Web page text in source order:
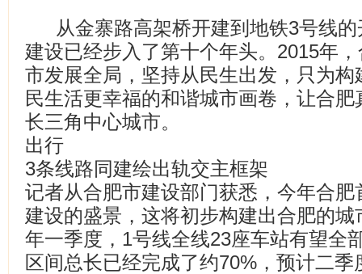
从金寨路高架桥开建到地铁3号线
建设已经步入了第十个年头。2015年
市发展全局，坚持从民生出发，只为
民生活更幸福的和谐城市画卷，让合
长三角中心城市。
出行
3条线路同建绘出轨交主框架
记者从合肥市建设部门获悉，今年合
建设的盛景，这将初步构建出合肥的
年一季度，1号线全线23座车站有望全
区间总长已经完成了约70%，预计二